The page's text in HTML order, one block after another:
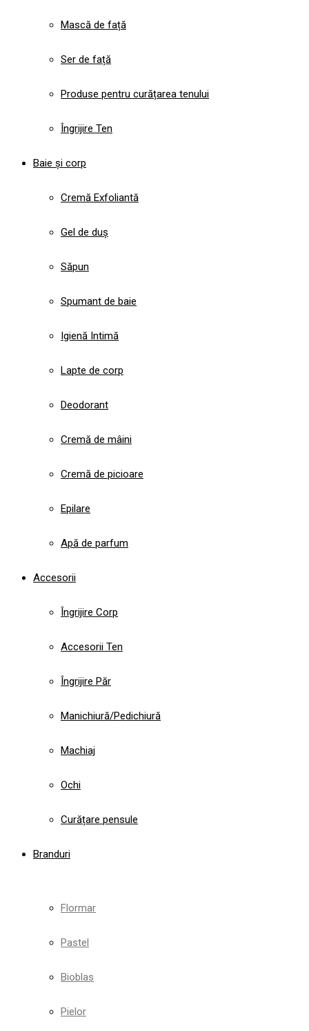
Mască de față
Ser de față
Produse pentru curățarea tenului
Îngrijire Ten
Baie și corp
Cremă Exfoliantă
Gel de duș
Săpun
Spumant de baie
Igienă Intimă
Lapte de corp
Deodorant
Cremă de mâini
Cremă de picioare
Epilare
Apă de parfum
Accesorii
Îngrijire Corp
Accesorii Ten
Îngrijire Păr
Manichiură/Pedichiură
Machiaj
Ochi
Curățare pensule
Branduri
Flormar
Pastel
Bioblas
Pielor